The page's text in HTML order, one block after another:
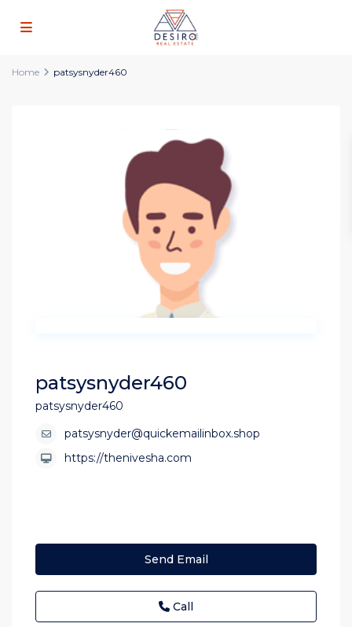
Home patsysnyder460
patsysnyder460
patsysnyder460
patsysnyder@quickemailinbox.shop
https://thenivesha.com
Send Email
Call